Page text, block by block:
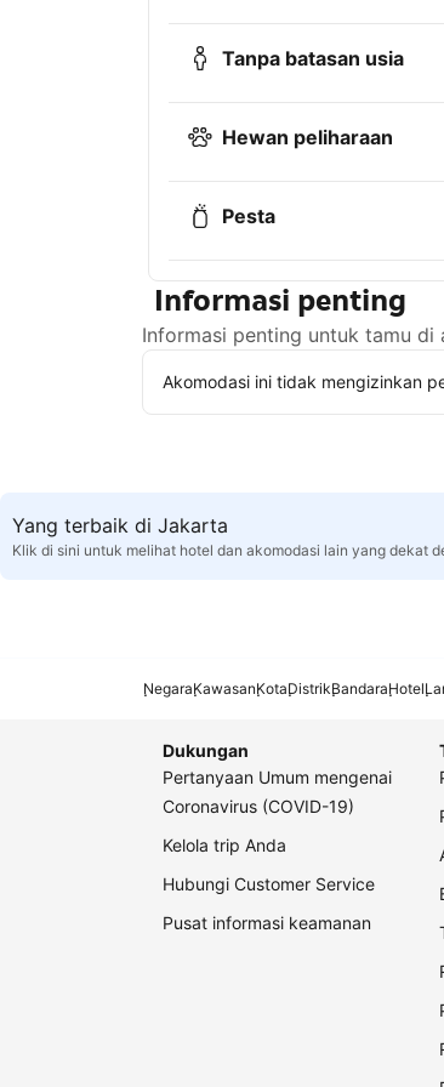
Tanpa batasan usia
Hewan peliharaan
Pesta
Informasi penting
Informasi penting untuk tamu di
Akomodasi ini tidak mengizinkan
Yang terbaik di Jakarta
Klik di sini untuk melihat hotel dan akomodasi lain yang dekat
NegaraKawasanKotaDistrikBandaraHotel
Dukungan
Pertanyaan Umum mengenai
Coronavirus (COVID-19)
Kelola trip Anda
Hubungi Customer Service
Pusat informasi keamanan